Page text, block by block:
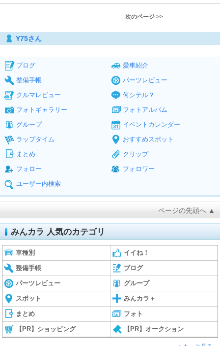
次のページ >>
Y75さん
ブログ
愛車紹介
整備手帳
パーツレビュー
クルマレビュー
何シテル？
フォトギャラリー
フォトアルバム
グループ
イベントカレンダー
ラップタイム
おすすめスポット
まとめ
クリップ
フォロー
フォロワー
ユーザー内検索
ページの先頭へ ▲
みんカラ 人気のカテゴリ
車種別 イイね！
整備手帳 ブログ
パーツレビュー グループ
スポット みんカラ＋
まとめ フォト
【PR】ショッピング 【PR】オークション